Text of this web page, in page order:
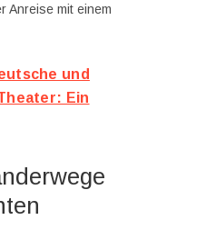
Anreise mit einem
und
Ein